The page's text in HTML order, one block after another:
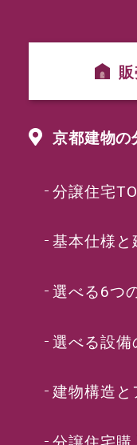
京都建物
分譲住宅
基本仕様と
選べる6つ
選べる設
建物構造と